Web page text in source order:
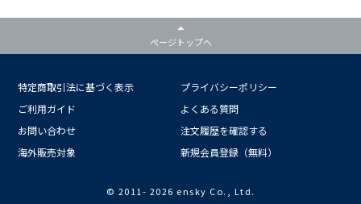
ページトップへ
特定商取引法に基づく表示
プライバシーポリシー
ご利用ガイド
よくある質問
お問い合わせ
注文履歴を確認する
海外販売対象
新規会員登録（無料）
© 2011- 2026 ensky Co., Ltd.